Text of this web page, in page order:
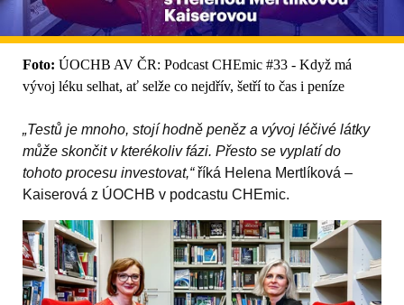
Foto: ÚOCHB AV ČR: Podcast CHEmic #33 - Když má
vývoj léku selhat, ať selže co nejdřív, šetří to čas i peníze
„Testů je mnoho, stojí hodně peněz a vývoj léčivé látky
může skončit v kterékoliv fázi. Přesto se vyplatí do
tohoto procesu investovat,“říká Helena Mertlíková –
Kaiserová z ÚOCHB v podcastu CHEmic.